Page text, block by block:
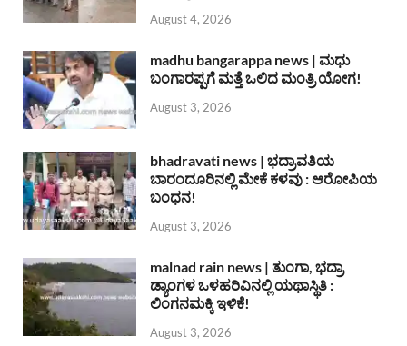
August 4, 2026
madhu bangarappa news | ಮಧು
ಬಂಗಾರಪ್ಪಗೆ ಮತ್ತೆ ಒಲಿದ ಮಂತ್ರಿ ಯೋಗ!
August 3, 2026
bhadravati news | ಭದ್ರಾವತಿಯ
ಬಾರಂದೂರಿನಲ್ಲಿ ಮೇಕೆ ಕಳವು : ಆರೋಪಿಯ
ಬಂಧನ!
August 3, 2026
malnad rain news | ತುಂಗಾ, ಭದ್ರಾ
ಡ್ಯಾಂಗಳ ಒಳಹರಿವಿನಲ್ಲಿ ಯಥಾಸ್ಥಿತಿ :
ಲಿಂಗನಮಕ್ಕಿ ಇಳಿಕೆ!
August 3, 2026